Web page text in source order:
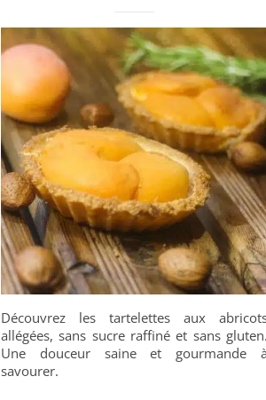
Découvrez les tartelettes aux
allégées, sans sucre raffiné et sans gluten.
Une douceur saine et gourmande à
savourer.